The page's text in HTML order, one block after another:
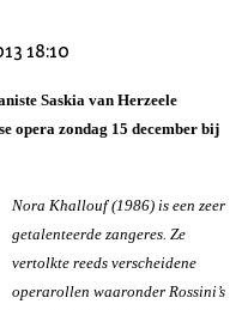
18:10
Saskia van Herzeele
opera zondag 15 december bij
Nora Khallouf (1986) is een zeer
getalenteerde zangeres. Ze
vertolkte reeds verscheidene
operarollen waaronder Rossini’s